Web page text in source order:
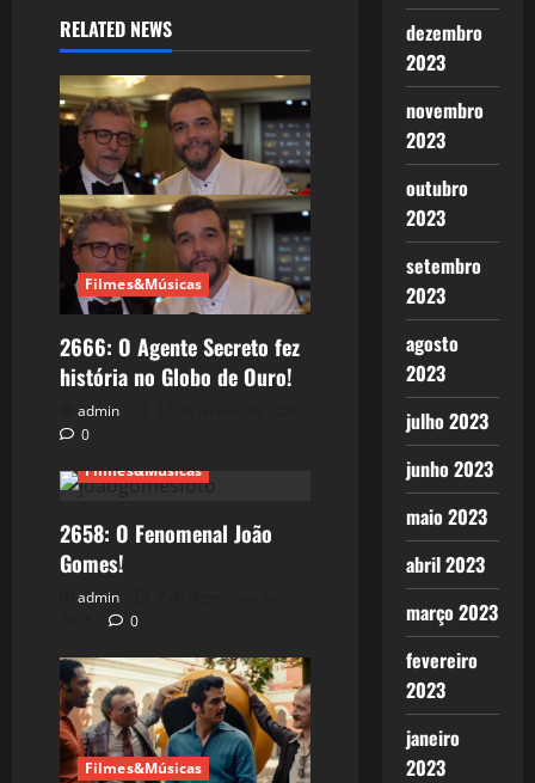
RELATED NEWS
Filmes&Músicas
2666: O Agente Secreto fez
história no Globo de Ouro!
admin
0
Filmes&Músicas
2658: O Fenomenal João
Gomes!
admin
0
Filmes&Músicas
dezembro
2023
novembro
2023
outubro
2023
setembro
2023
agosto
2023
julho 2023
junho 2023
maio 2023
abril 2023
março 2023
fevereiro
2023
janeiro
2023